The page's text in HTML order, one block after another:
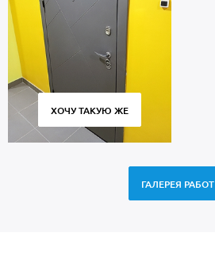
ХОЧУ ТАКУЮ ЖЕ
ГАЛЕРЕЯ РАБОТ